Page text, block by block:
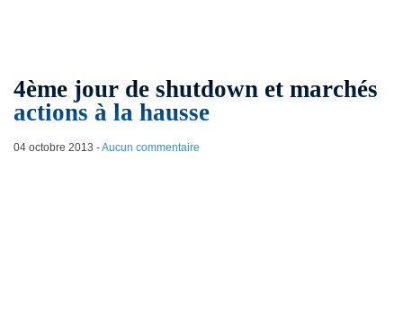
4ème jour de shutdown et marchés
actions à la hausse
04 octobre 2013 -Aucun commentaire